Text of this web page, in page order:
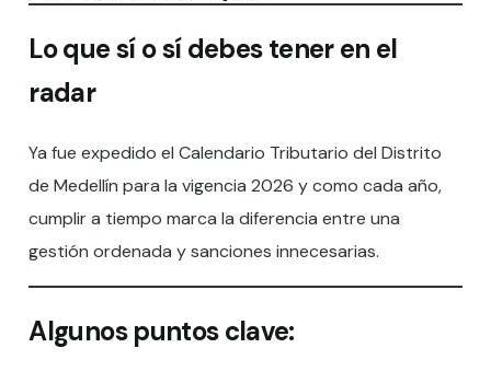
Lo que sí o sí debes tener en el
radar
Ya fue expedido el Calendario Tributario del Distrito
de Medellín para la vigencia 2026 y como cada año,
cumplir a tiempo marca la diferencia entre una
gestión ordenada y sanciones innecesarias.
Algunos puntos clave: